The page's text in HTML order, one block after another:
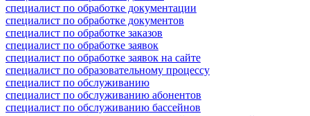
специалист по обработке документации
специалист по обработке документов
специалист по обработке заказов
специалист по обработке заявок
специалист по обработке заявок на сайте
специалист по образовательному процессу
специалист по обслуживанию
специалист по обслуживанию абонентов
специалист по обслуживанию бассейнов